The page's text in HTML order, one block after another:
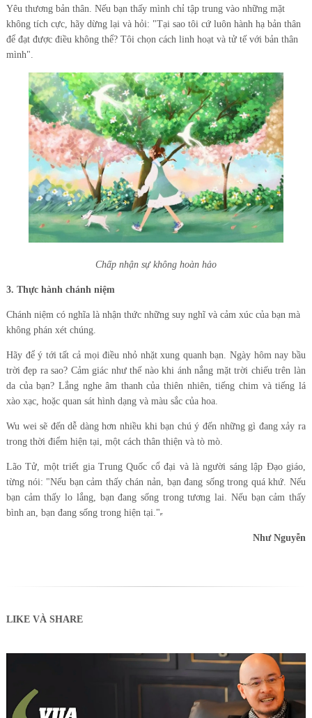
Yêu thương bản thân. Nếu bạn thấy mình chỉ tập trung vào những mặt
không tích cực, hãy dừng lại và hỏi: "Tại sao tôi cứ luôn hành hạ bản thân
để đạt được điều không thể? Tôi chọn cách linh hoạt và tử tế với bản thân
mình".
Chấp nhận sự không hoàn hảo
3. Thực hành chánh niệm
Chánh niệm có nghĩa là nhận thức những suy nghĩ và cảm xúc của bạn mà
không phán xét chúng.
Hãy để ý tới tất cả mọi điều nhỏ nhặt xung quanh bạn. Ngày hôm nay bầu
trời đẹp ra sao? Cảm giác như thế nào khi ánh nắng mặt trời chiếu trên làn
da của bạn? Lắng nghe âm thanh của thiên nhiên, tiếng chim và tiếng lá
xào xạc, hoặc quan sát hình dạng và màu sắc của hoa.
Wu wei sẽ đến dễ dàng hơn nhiều khi bạn chú ý đến những gì đang xảy ra
trong thời điểm hiện tại, một cách thân thiện và tò mò.
Lão Tử, một triết gia Trung Quốc cổ đại và là người sáng lập Đạo giáo,
từng nói: "Nếu bạn cảm thấy chán nản, bạn đang sống trong quá khứ. Nếu
bạn cảm thấy lo lắng, bạn đang sống trong tương lai. Nếu bạn cảm thấy
bình an, bạn đang sống trong hiện tại."
Như Nguyễn
LIKE VÀ SHARE